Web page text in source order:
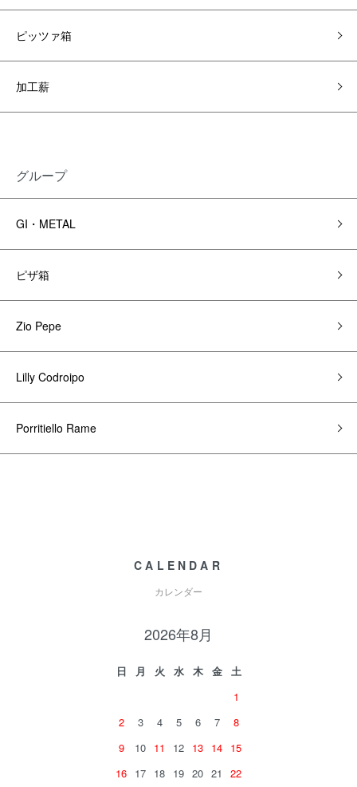
ピッツァ箱
加工薪
グループ
GI・METAL
ピザ箱
Zio Pepe
Lilly Codroipo
Porritiello Rame
CALENDAR
カレンダー
2026年8月
日 月 火 水 木 金
土
1
2
3 4 5 6 7
8
9
10 11 12 13 14 15
16 17 18 19 20 21
22